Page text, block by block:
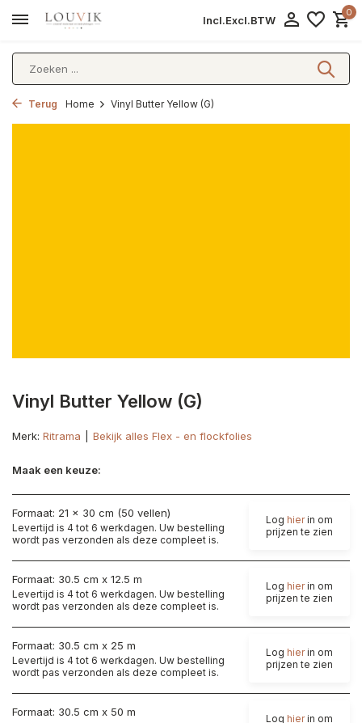
Incl.Excl.BTW
0
Terug Home Vinyl Butter Yellow (G)
Vinyl Butter Yellow (G)
Merk: Ritrama Bekijk alles Flex - en flockfolies
Maak een keuze:
Formaat: 21 x 30 cm (50 vellen)
Levertijd is 4 tot 6 werkdagen. Uw bestelling
wordt pas verzonden als deze compleet is.
Log hierin om
prijzen te zien
Formaat: 30.5 cm x 12.5 m
Levertijd is 4 tot 6 werkdagen. Uw bestelling
wordt pas verzonden als deze compleet is.
Log hierin om
prijzen te zien
Formaat: 30.5 cm x 25 m
Levertijd is 4 tot 6 werkdagen. Uw bestelling
wordt pas verzonden als deze compleet is.
Log hierin om
prijzen te zien
Formaat: 30.5 cm x 50 m
Log hierin om